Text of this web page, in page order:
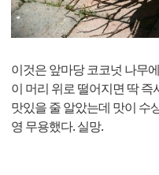
이것은 앞마당 코코넛 나무
이 머리 위로 떨어지면 딱 즉
맛있을 줄 알았는데 맛이 수
영 무용했다. 실망.